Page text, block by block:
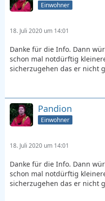
Einwohner
18. Juli 2020 um 14:01
Danke für die Info. Dann
schon mal notdürftig
sicherzugehen das er nicht
Pandion
Einwohner
18. Juli 2020 um 14:01
Danke für die Info. Dann
schon mal notdürftig
sicherzugehen das er nicht